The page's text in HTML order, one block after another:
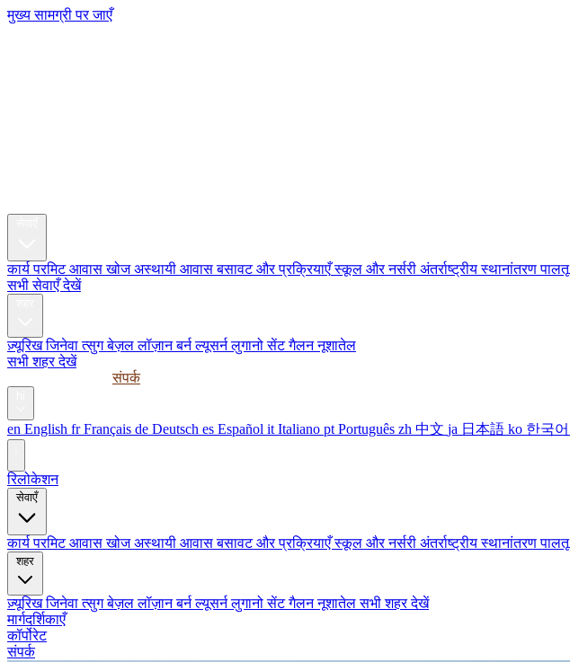
मुख्य सामग्री पर जाएँ
कार्य परमिट आवास खोज अस्थायी आवास बसावट और प्रक्रियाएँ स्कूल और नर्सरी अंतर्राष्ट्रीय स्थानांतरण
सभी सेवाएँ देखें
ज़्यूरिखजिनेवात्सुगबेज़ललॉज़ानबर्नल्यूसर्नलुगानोसेंट गैलननूशातेल
सभी शहर देखें
कॉर्पोरेटसंपर्क
en English fr Français de Deutsch es Español it Italiano pt Português zh 中文 ja 日本語 ko 한국어
रिलोकेशन
सेवाएँ
कार्य परमिटआवास खोजअस्थायी आवासबसावट और प्रक्रियाएँस्कूल और नर्सरी अंतर्राष्ट्रीय स्थानांतरण
शहर
ज़्यूरिखजिनेवात्सुगबेज़ललॉज़ानबर्नल्यूसर्नलुगानोसेंट गैलननूशातेलसभी शहर देखें
मार्गदर्शिकाएँ
कॉर्पोरेट
संपर्क